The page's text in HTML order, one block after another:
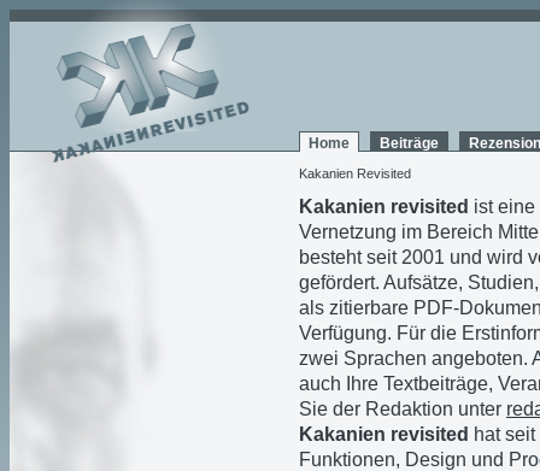
Home Beiträge
Kakanien Revisited
Kakanien revisited ist
Vernetzung im Bereich
besteht seit 2001 und wird
gefördert. Aufsätze,
als zitierbare PDF-
Verfügung. Für die
zwei Sprachen angeboten.
auch Ihre Textbeiträge,
Sie der Redaktion unter
Kakanien revisited hat
Funktionen, Design und